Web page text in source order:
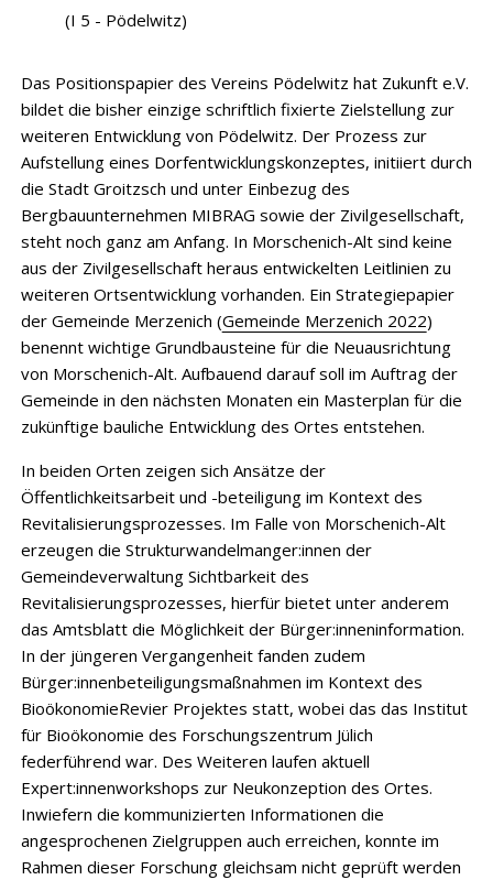
(I 5 - Pödelwitz)
Das Positionspapier des Vereins Pödelwitz hat Zukunft e.V.
bildet die bisher einzige schriftlich fixierte Zielstellung zur
weiteren Entwicklung von Pödelwitz. Der Prozess zur
Aufstellung eines Dorfentwicklungskonzeptes, initiiert durch
die Stadt Groitzsch und unter Einbezug des
Bergbauunternehmen MIBRAG sowie der Zivilgesellschaft,
steht noch ganz am Anfang. In Morschenich-Alt sind keine
aus der Zivilgesellschaft heraus entwickelten Leitlinien zu
weiteren Ortsentwicklung vorhanden. Ein Strategiepapier
der Gemeinde Merzenich (Gemeinde Merzenich 2022)
benennt wichtige Grundbausteine für die Neuausrichtung
von Morschenich-Alt. Aufbauend darauf soll im Auftrag der
Gemeinde in den nächsten Monaten ein Masterplan für die
zukünftige bauliche Entwicklung des Ortes entstehen.
In beiden Orten zeigen sich Ansätze der
Öffentlichkeitsarbeit und -beteiligung im Kontext des
Revitalisierungsprozesses. Im Falle von Morschenich-Alt
erzeugen die Strukturwandelmanger:innen der
Gemeindeverwaltung Sichtbarkeit des
Revitalisierungsprozesses, hierfür bietet unter anderem
das Amtsblatt die Möglichkeit der Bürger:inneninformation.
In der jüngeren Vergangenheit fanden zudem
Bürger:innenbeteiligungsmaßnahmen im Kontext des
BioökonomieRevier Projektes statt, wobei das das Institut
für Bioökonomie des Forschungszentrum Jülich
federführend war. Des Weiteren laufen aktuell
Expert:innenworkshops zur Neukonzeption des Ortes.
Inwiefern die kommunizierten Informationen die
angesprochenen Zielgruppen auch erreichen, konnte im
Rahmen dieser Forschung gleichsam nicht geprüft werden